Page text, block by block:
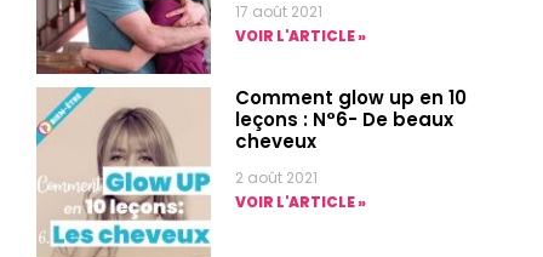
17 août 2021
VOIR L'ARTICLE »
Comment glow up en 10
leçons : N°6- De beaux
cheveux
2 août 2021
VOIR L'ARTICLE »